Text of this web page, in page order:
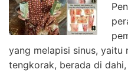
yang melapisi sinus,
tengkorak, berada di